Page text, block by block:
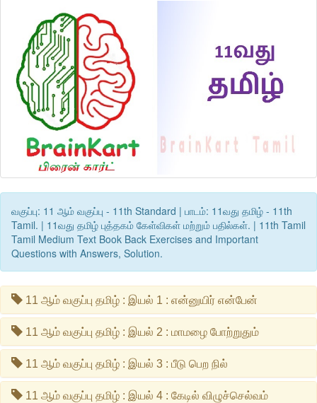
வகுப்பு: 11 ஆம் வகுப்பு - 11th Standard | பாடம்: 11வது தமிழ் - 11th
Tamil. | 11வது தமிழ் புத்தகம் கேள்விகள் மற்றும் பதில்கள். | 11th Tamil
Tamil Medium Text Book Back Exercises and Important
Questions with Answers, Solution.
11 ஆம் வகுப்பு தமிழ் : இயல் 1 : என்னுயிர் என்பேன்
11 ஆம் வகுப்பு தமிழ் : இயல் 2 : மாமழை போற்றுதும்
11 ஆம் வகுப்பு தமிழ் : இயல் 3 : பீடு பெற நில்
11 ஆம் வகுப்பு தமிழ் : இயல் 4 : கேடில் விழுச்செல்வம்